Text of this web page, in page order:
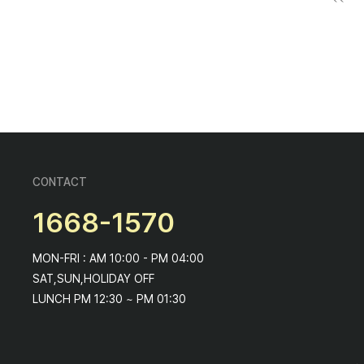
CONTACT
1668-1570
MON-FRI : AM 10:00 - PM 04:00
SAT,SUN,HOLIDAY OFF
LUNCH PM 12:30 ~ PM 01:30